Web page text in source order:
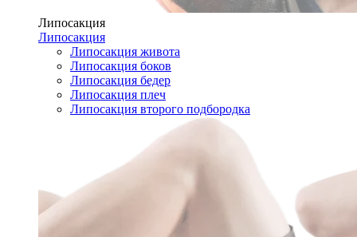
Липосакция
Липосакция
Липосакция живота
Липосакция боков
Липосакция бедер
Липосакция плеч
Липосакция второго подбородка